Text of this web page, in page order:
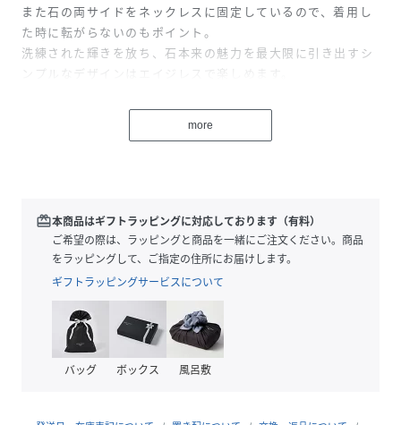
また石の両サイドをネックレスに固定しているので、着用し
た時に転がらないのもポイント。
洗練された輝きを放ち、石本来の魅力を最大限に引き出すシ
ンプルなデザインはエイジレスで楽しめます。
2026年2月4日(水)より、素材の価格高騰に伴い価格改定を行
います。
商品タグに記載している価格につきまして、旧価格のものが
混在している場合がございます。
ご了承くださいますようお願い申し上げます。
※天然石や天然素材を使用しているものは、サイズ・色味・
風合いの違いや、若干の傷、内包物の有無などに個体差があ
ります。予めご了承ください。
more
redeem本商品はギフトラッピングに対応しております（有料）
ご希望の際は、ラッピングと商品を一緒にご注文ください。商品
をラッピングして、ご指定の住所にお届けします。
ギフトラッピングサービスについて
バッグ ボックス 風呂敷